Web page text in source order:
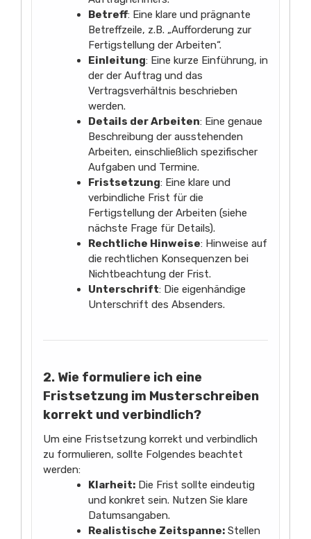
Betreff: Eine klare und prägnante
Betreffzeile, z.B. „Aufforderung zur
Fertigstellung der Arbeiten“.
Einleitung: Eine kurze Einführung, in
der der Auftrag und das
Vertragsverhältnis beschrieben
werden.
Details der Arbeiten: Eine genaue
Beschreibung der ausstehenden
Arbeiten, einschließlich spezifischer
Aufgaben und Termine.
Fristsetzung: Eine klare und
verbindliche Frist für die
Fertigstellung der Arbeiten (siehe
nächste Frage für Details).
Rechtliche Hinweise: Hinweise auf
die rechtlichen Konsequenzen bei
Nichtbeachtung der Frist.
Unterschrift: Die eigenhändige
Unterschrift des Absenders.
2. Wie formuliere ich eine
Fristsetzung im Musterschreiben
korrekt und verbindlich?
Um eine Fristsetzung korrekt und verbindlich
zu formulieren, sollte Folgendes beachtet
werden:
Klarheit: Die Frist sollte eindeutig
und konkret sein. Nutzen Sie klare
Datumsangaben.
Realistische Zeitspanne: Stellen